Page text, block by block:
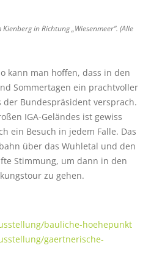
in Richtung „Wiesenmeer“. (Alle
kann man hoffen, dass in den
Sommertagen ein prachtvoller
der Bundespräsident versprach.
IGA-Geländes ist gewiss
ein Besuch in jedem Falle. Das
über das Wuhletal und den
Stimmung, um dann in den
zu gehen.
bauliche-hoehepunkt
gaertnerische-